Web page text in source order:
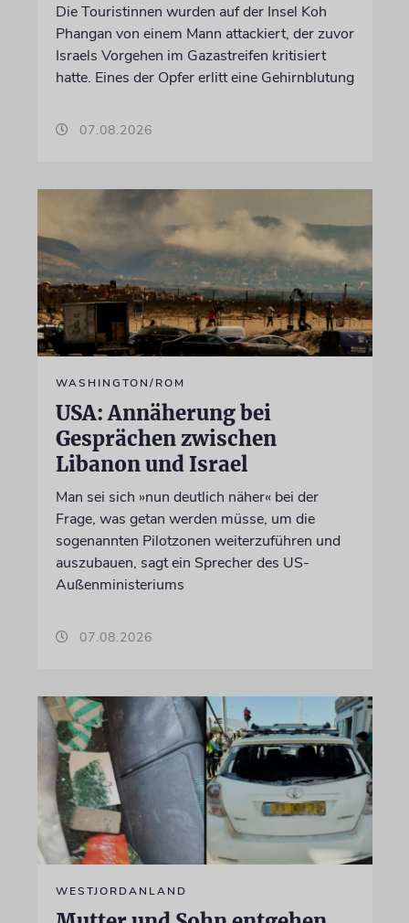
Die Touristinnen wurden auf der Insel Koh
Phangan von einem Mann attackiert, der zuvor
Israels Vorgehen im Gazastreifen kritisiert
hatte. Eines der Opfer erlitt eine Gehirnblutung
07.08.2026
WASHINGTON/ROM
USA: Annäherung bei
Gesprächen zwischen
Libanon und Israel
Man sei sich »nun deutlich näher« bei der
Frage, was getan werden müsse, um die
sogenannten Pilotzonen weiterzuführen und
auszubauen, sagt ein Sprecher des US-
Außenministeriums
07.08.2026
WESTJORDANLAND